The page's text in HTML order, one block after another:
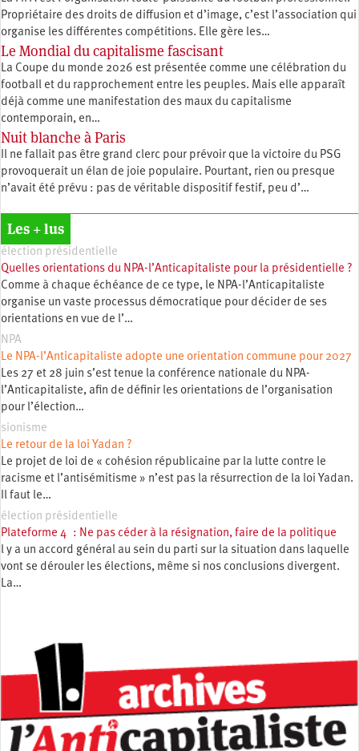
Propriétaire des droits de diffusion et d’image, c’est l’association qui
­organise les différentes compétitions. Elle gère les…
Le Mondial du capitalisme fascisant
La Coupe du monde 2026 est présentée comme une célébration du
football et du rapprochement entre les peuples. Mais elle apparaît
déjà comme une manifestation des maux du capitalisme
contemporain, en…
Nuit blanche à Paris
Il ne fallait pas être grand clerc pour prévoir que la victoire du PSG
provoquerait un élan de joie populaire. Pourtant, rien ou presque
n’avait été prévu : pas de véritable dispositif festif, peu d’…
Les + lus
élection présidentielle
Quelles orientations du NPA-l’Anticapitaliste pour la présidentielle ?
Comme à chaque échéance de ce type, le NPA-l’Anticapitaliste
organise un vaste processus démocratique pour décider de ses
orientations en vue de l’…
NPA
Le NPA-l’Anticapitaliste adopte une orientation commune pour 2027
Les 27 et 28 juin s’est tenue la conférence nationale du NPA-
l’Anticapitaliste, afin de définir les orientations de l’organisation
pour l’élection…
sionisme
Le retour de la loi Yadan ?
Le projet de loi de « cohésion républicaine par la lutte contre le
racisme et l’antisémitisme » n’est pas la résurrection de la loi Yadan.
Il faut le…
élection présidentielle
Plateforme 4 : Ne pas céder à la résignation, faire de la politique
l y a un accord général au sein du parti sur la situation dans laquelle
vont se dérouler les élections, même si nos conclusions divergent.
La…